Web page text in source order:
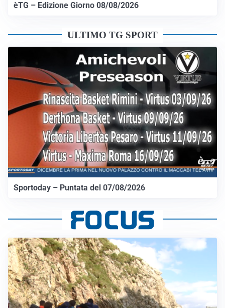
èTG – Edizione Giorno 08/08/2026
ULTIMO TG SPORT
Sportoday – Puntata del 07/08/2026